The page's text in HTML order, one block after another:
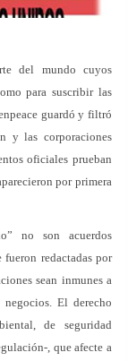
del mundo cuyos
para suscribir las
guardó y filtró
y las corporaciones
oficiales prueban
por primera
no son acuerdos
redactadas por
sean inmunes a
El derecho
de seguridad
, que afecte a